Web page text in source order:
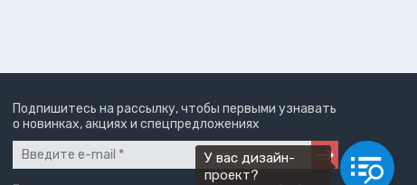
Подпишитесь на рассылку, чтобы первыми узнавать
о новинках, акциях и спецпредложениях
У вас дизайн-
проект?